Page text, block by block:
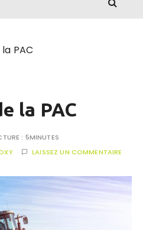
PAC
la PAC
: 5MINUTES
LAISSEZ UN COMMENTAIRE